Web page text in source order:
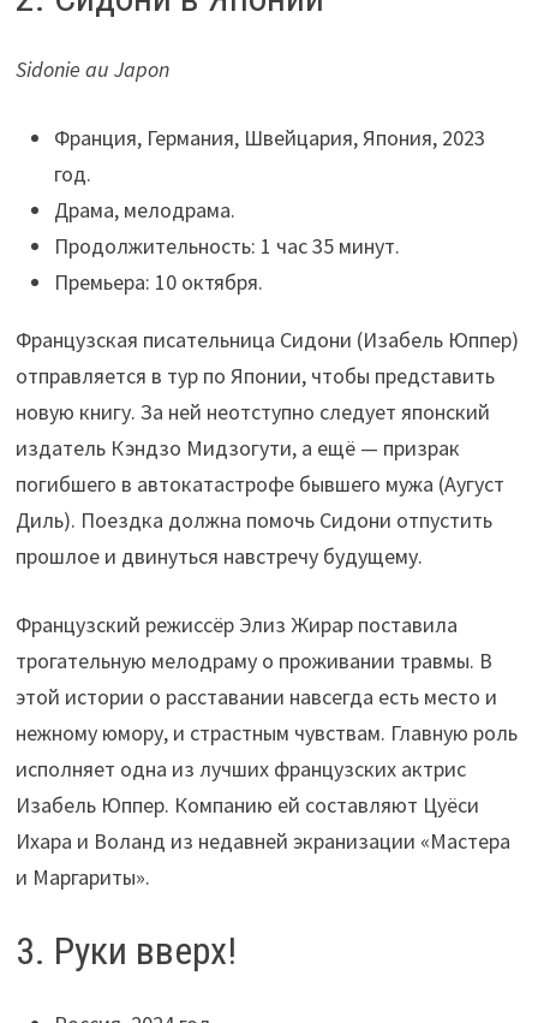
Sidonie au Japon
Франция, Германия, Швейцария, Япония, 2023
год.
Драма, мелодрама.
Продолжительность: 1 час 35 минут.
Премьера: 10 октября.
Французская писательница Сидони (Изабель Юппер)
отправляется в тур по Японии, чтобы представить
новую книгу. За ней неотступно следует японский
издатель Кэндзо Мидзогути, а ещё — призрак
погибшего в автокатастрофе бывшего мужа (Аугуст
Диль). Поездка должна помочь Сидони отпустить
прошлое и двинуться навстречу будущему.
Французский режиссёр Элиз Жирар поставила
трогательную мелодраму о проживании травмы. В
этой истории о расставании навсегда есть место и
нежному юмору, и страстным чувствам. Главную роль
исполняет одна из лучших французских актрис
Изабель Юппер. Компанию ей составляют Цуёси
Ихара и Воланд из недавней экранизации «Мастера
и Маргариты».
3. Руки вверх!